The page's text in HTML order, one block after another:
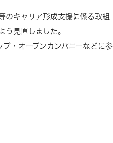
のキャリア形成支援に係る取組
う見直しました。
・オープンカンパニーなどに参